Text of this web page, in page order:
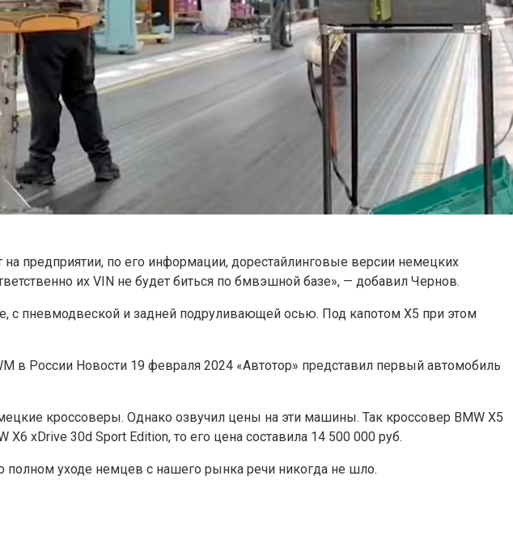
предприятии, по его информации, дорестайлинговые версии немецких
их VIN не будет биться по бмвэшной базе», — добавил Чернов.
пневмодвеской и задней подруливающей осью. Под капотом X5 при этом
в России Новости 19 февраля 2024 «Автотор» представил первый автомобиль
кроссоверы. Однако озвучил цены на эти машины. Так кроссовер BMW X5
xDrive 30d Sport Edition, то его цена составила 14 500 000 руб.
полном уходе немцев с нашего рынка речи никогда не шло.